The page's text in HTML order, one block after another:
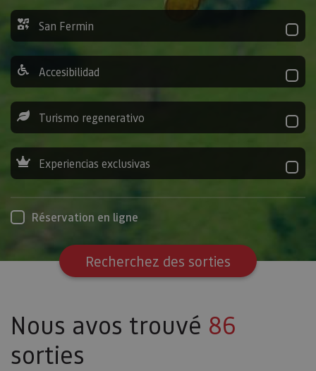
San Fermin
Accesibilidad
Turismo regenerativo
Experiencias exclusivas
Réservation en ligne
Recherchez des sorties
Nous avos trouvé 86
sorties